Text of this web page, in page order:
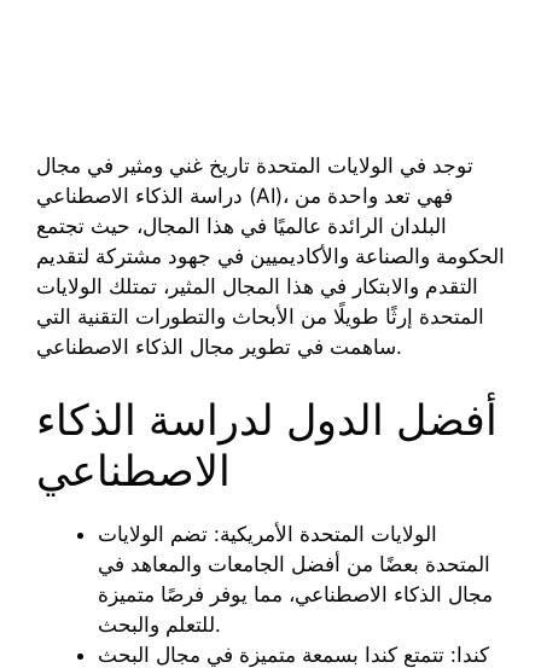
توجد في الولايات المتحدة تاريخ غني ومثير في مجال
دراسة الذكاء الاصطناعي (AI)، فهي تعد واحدة من
البلدان الرائدة عالميًا في هذا المجال، حيث تجتمع
الحكومة والصناعة والأكاديميين في جهود مشتركة لتقديم
التقدم والابتكار في هذا المجال المثير، تمتلك الولايات
المتحدة إرثًا طويلًا من الأبحاث والتطورات التقنية التي
ساهمت في تطوير مجال الذكاء الاصطناعي.
أفضل الدول لدراسة الذكاء
الاصطناعي
الولايات المتحدة الأمريكية: تضم الولايات
المتحدة بعضًا من أفضل الجامعات والمعاهد في
مجال الذكاء الاصطناعي، مما يوفر فرصًا متميزة
للتعلم والبحث.
كندا: تتمتع كندا بسمعة متميزة في مجال البحث